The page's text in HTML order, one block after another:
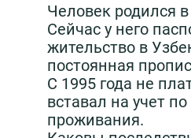
Человек родился
Сейчас у него
жительство в
постоянная
С 1995 года не
вставал на учет
проживания.